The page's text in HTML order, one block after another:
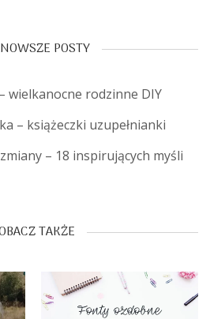
POSTY
wielkanocne rodzinne DIY
– książeczki uzupełnianki
– 18 inspirujących myśli
TAKŻE